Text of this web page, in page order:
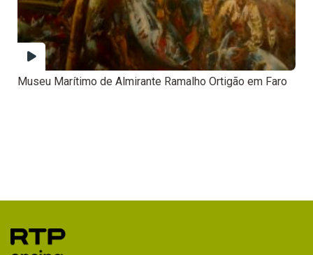
Museu Marítimo de Almirante Ramalho Ortigão em Faro